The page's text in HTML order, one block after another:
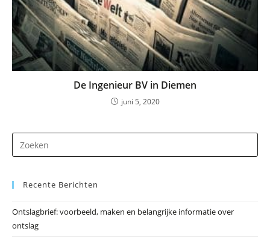
De Ingenieur BV in Diemen
juni 5, 2020
op
Recente Berichten
Ontslagbrief: voorbeeld, maken en belangrijke informatie over
ontslag